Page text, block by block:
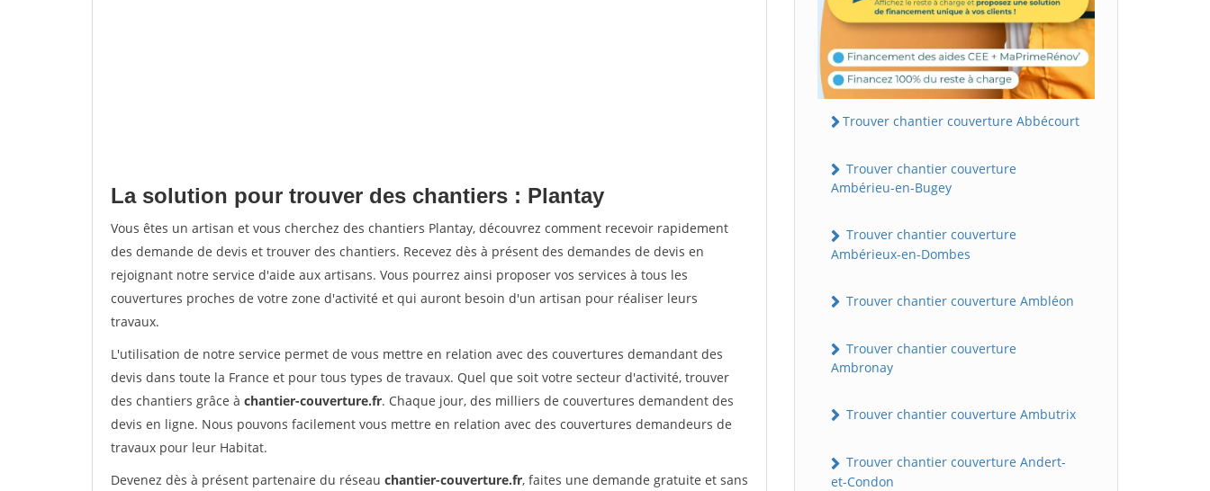
La solution pour trouver des chantiers : Plantay
Vous êtes un artisan et vous cherchez des chantiers Plantay, découvrez comment recevoir rapidement
des demande de devis et trouver des chantiers. Recevez dès à présent des demandes de devis en
rejoignant notre service d'aide aux artisans. Vous pourrez ainsi proposer vos services à tous les
couvertures proches de votre zone d'activité et qui auront besoin d'un artisan pour réaliser leurs
travaux.
L'utilisation de notre service permet de vous mettre en relation avec des couvertures demandant des
devis dans toute la France et pour tous types de travaux. Quel que soit votre secteur d'activité, trouver
des chantiers grâce à chantier-couverture.fr. Chaque jour, des milliers de couvertures demandent des
devis en ligne. Nous pouvons facilement vous mettre en relation avec des couvertures demandeurs de
travaux pour leur Habitat.
Devenez dès à présent partenaire du réseau chantier-couverture.fr, faites une demande gratuite et sans
Trouver chantier couverture Abbécourt
Trouver chantier couverture
Ambérieu-en-Bugey
Trouver chantier couverture
Ambérieux-en-Dombes
Trouver chantier couverture Ambléon
Trouver chantier couverture
Ambronay
Trouver chantier couverture Ambutrix
Trouver chantier couverture Andert-
et-Condon